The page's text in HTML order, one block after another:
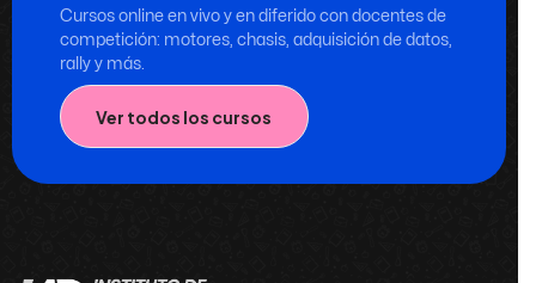
Cursos online en vivo y en diferido con docentes de
competición: motores, chasis, adquisición de datos,
rally y más.
Ver todos los cursos